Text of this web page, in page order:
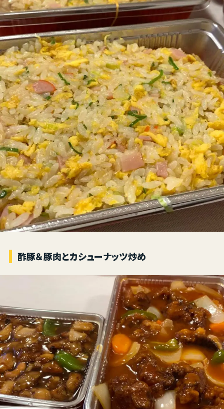
酢豚＆豚肉とカシューナッツ炒め